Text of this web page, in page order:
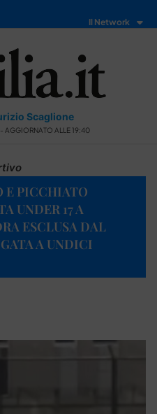
Il Network
Scaglione
AGGIORNATO ALLE 19:40
E PICCHIATO
UNDER 17 A
ESCLUSA DAL
A UNDICI